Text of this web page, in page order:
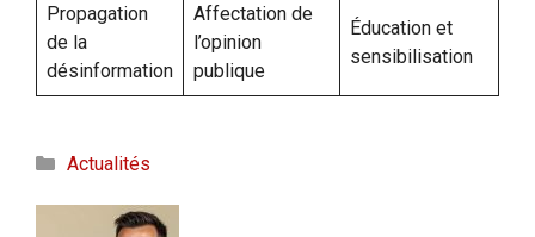
Propagation
de la
désinformation
Affectation de
l’opinion
publique
Éducation et
sensibilisation
Catégories
Actualités